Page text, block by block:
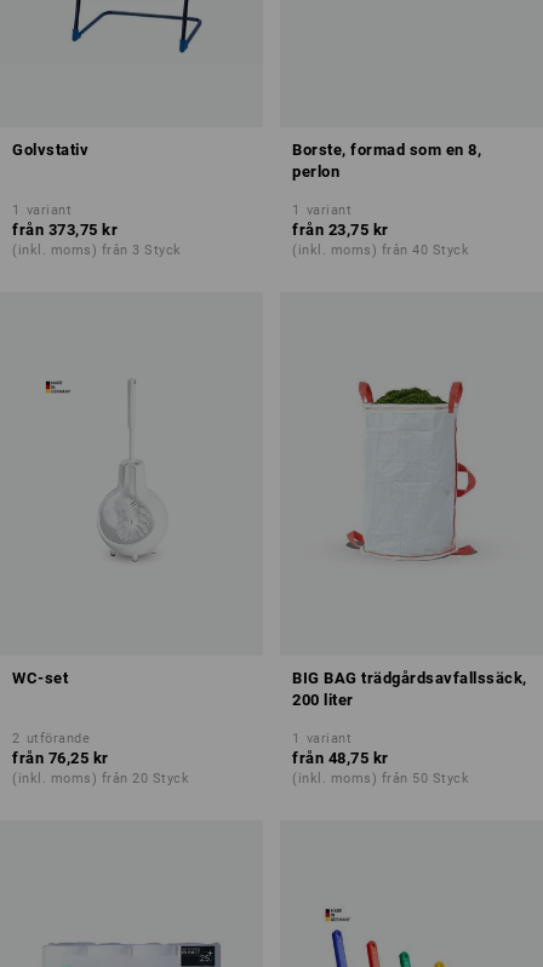
Golvstativ
1 variant
från 373,75 kr
(inkl. moms) från 3 Styck
Borste, formad som en 8,
perlon
1 variant
från 23,75 kr
(inkl. moms) från 40 Styck
WC-set
2 utförande
från 76,25 kr
(inkl. moms) från 20 Styck
BIG BAG trädgårdsavfallssäck,
200 liter
1 variant
från 48,75 kr
(inkl. moms) från 50 Styck